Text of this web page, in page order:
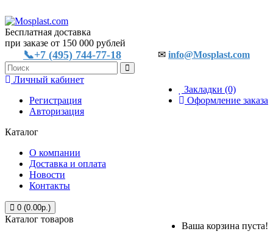
Бесплатная доставка
при заказе от 150 000 рублей
📞+7 (495) 744-77-18 ✉ info@Mosplast.com
Закладки (0)
Оформление заказа
Личный кабинет
Регистрация
Авторизация
Каталог
О компании
Доставка и оплата
Новости
Контакты
0 (0.00р.)
Ваша корзина пуста!
Каталог товаров